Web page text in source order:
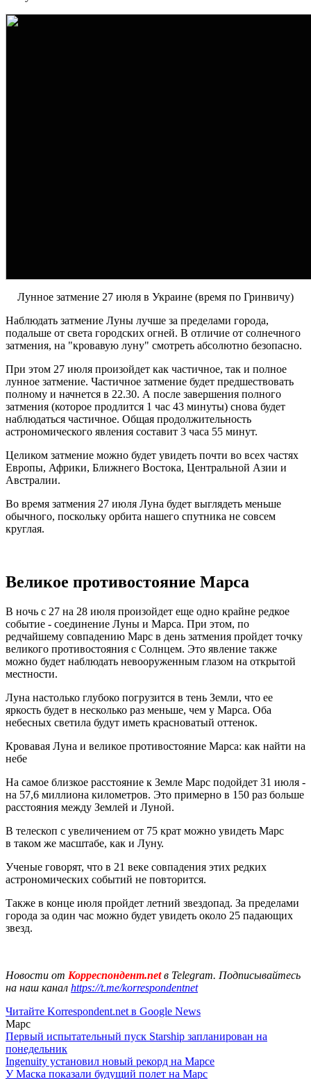
Лунное затмение 27 июля в Украине (время по Гринвичу)
Наблюдать затмение Луны лучше за пределами города,
подальше от света городских огней. В отличие от солнечного
затмения, на "кровавую луну" смотреть абсолютно безопасно.
При этом 27 июля произойдет как частичное, так и полное
лунное затмение. Частичное затмение будет предшествовать
полному и начнется в 22.30. А после завершения полного
затмения (которое продлится 1 час 43 минуты) снова будет
наблюдаться частичное. Общая продолжительность
астрономического явления составит 3 часа 55 минут.
Целиком затмение можно будет увидеть почти во всех частях
Европы, Африки, Ближнего Востока, Центральной Азии и
Австралии.
Во время затмения 27 июля Луна будет выглядеть меньше
обычного, поскольку орбита нашего спутника не совсем
круглая.
Великое противостояние Марса
В ночь с 27 на 28 июля произойдет еще одно крайне редкое
событие - соединение Луны и Марса. При этом, по
редчайшему совпадению Марс в день затмения пройдет точку
великого противостояния с Солнцем. Это явление также
можно будет наблюдать невооруженным глазом на открытой
местности.
Луна настолько глубоко погрузится в тень Земли, что ее
яркость будет в несколько раз меньше, чем у Марса. Оба
небесных светила будут иметь красноватый оттенок.
Кровавая Луна и великое противостояние Марса: как найти на
небе
На самое близкое расстояние к Земле Марс подойдет 31 июля -
на 57,6 миллиона километров. Это примерно в 150 раз больше
расстояния между Землей и Луной.
В телескоп с увеличением от 75 крат можно увидеть Марс
в таком же масштабе, как и Луну.
Ученые говорят, что в 21 веке совпадения этих редких
астрономических событий не повторится.
Также в конце июля пройдет летний звездопад. За пределами
города за один час можно будет увидеть около 25 падающих
звезд.
Новости от Корреспондент.netв Telegram. Подписывайтесь
на наш канал https://t.me/korrespondentnet
Читайте Korrespondent.net в Google News
Марс
Первый испытательный пуск Starship запланирован на
понедельник
Ingenuity установил новый рекорд на Марсе
У Маска показали будущий полет на Марс